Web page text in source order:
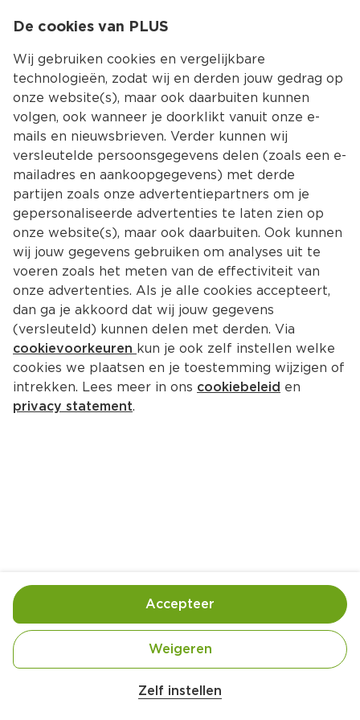
Kies jouw
Bijgerechten Kerst: inspiratie
voor de lekkerste bijgerechten
voor Kerst
Bijgerechten voor Kerst, met lekker veel groenten!
De feestdagen staan voor de deur, dus het is tijd
Vind eenvoudig een bijgerecht voor
Kerst
Om het makkelijk te maken hebben we de
populairste Kerst bijgerechten alvast voor je
samengevoegd. Zo vind jij binnen no time het Kerst
De cookies van PLUS
Wij gebruiken cookies en vergelijkbare
technologieën, zodat wij en derden jouw gedrag op
onze website(s), maar ook daarbuiten kunnen
volgen, ook wanneer je doorklikt vanuit onze e-
mails en nieuwsbrieven. Verder kunnen wij
versleutelde persoonsgegevens delen (zoals een e-
mailadres en aankoopgegevens) met derde
partijen zoals onze advertentiepartners om je
gepersonaliseerde advertenties te laten zien op
onze website(s), maar ook daarbuiten. Ook kunnen
wij jouw gegevens gebruiken om analyses uit te
voeren zoals het meten van de effectiviteit van
onze advertenties. Als je alle cookies accepteert,
dan ga je akkoord dat wij jouw gegevens
(versleuteld) kunnen delen met derden. Via
cookievoorkeuren kun je ook zelf instellen welke
cookies we plaatsen en je toestemming wijzigen of
intrekken. Lees meer in ons cookiebeleid en
privacy statement.
Zelf instellen
Weigeren
Accepteer